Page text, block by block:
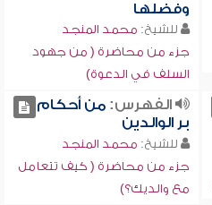
وفضلها
للشيخ: محمد المنجد
جزء من محاضرة ( من جهود
السلف في الدعوة)
الفهرس:من أحكام
بر الوالدين
للشيخ: محمد المنجد
جزء من محاضرة ( كيف تتعامل
مع والديك؟)